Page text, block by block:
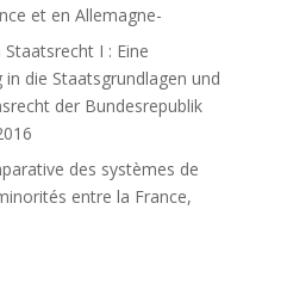
et en Allemagne-
Staatsrecht I : Eine
die Staatsgrundlagen und
der Bundesrepublik
des systèmes de
entre la France,